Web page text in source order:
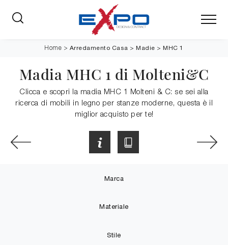
Home > Arredamento Casa >Madie >MHC 1
Madia MHC 1 di Molteni&C
Clicca e scopri la madia MHC 1 Molteni & C: se sei alla
ricerca di mobili in legno per stanze moderne, questa è il
miglior acquisto per te!
Marca
Materiale
Stile